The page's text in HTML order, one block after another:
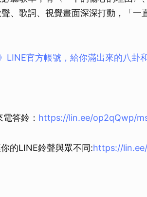
、歌詞、視覺畫面深深打動，「一
LINE官方帳號，給你滿出來的八卦
答鈴： https://lin.ee/op2qQwp/
的LINE鈴聲與眾不同:https://